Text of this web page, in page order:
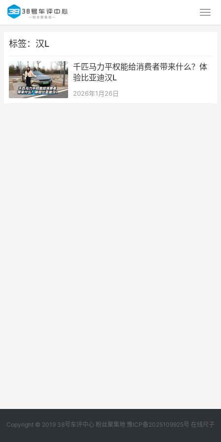
标签：汉L
千匹马力平权能给消费者带来什么？体
验比亚迪汉L
2026年1月26日
Copyright © 2019 38号车评中心 粉丝聚集地 豫ICP备2025109925号 在线尺子